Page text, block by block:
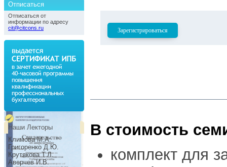
Отписаться
Отписаться от
информации по адресу
cit@citcons.ru
Наши Лекторы
Климова М.А.
Григоренко Д.Ю.
Крутякова Т.Л.
Аверчев И.В.
Зарегистрироваться
В стоимость
комплект для